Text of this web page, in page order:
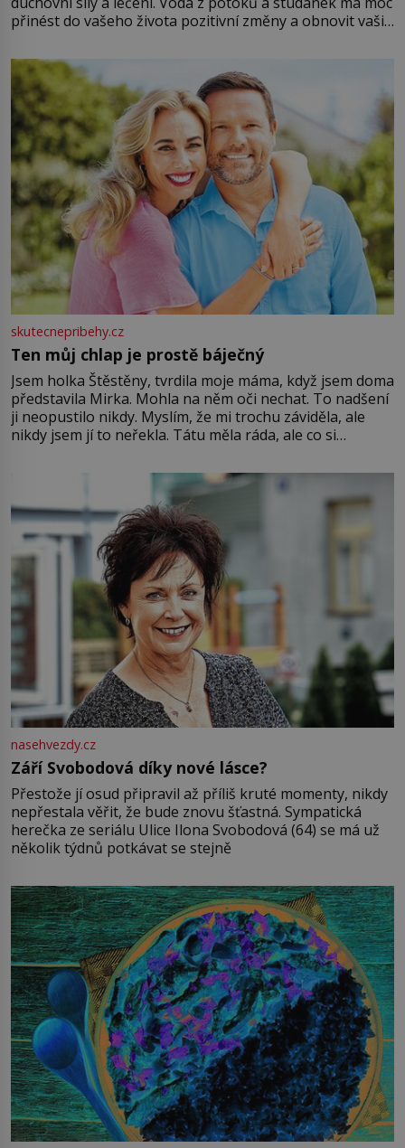
přinést do vašeho života pozitivní změny a obnovit vaši
můžete obohatit své rituály a přinést do svého života
větší harmonii a klid. Je důležité
skutecnepribehy.cz
Ten můj chlap je prostě báječný
Jsem holka Štěstěny, tvrdila moje máma, když jsem doma
představila Mirka. Mohla na něm oči nechat. To nadšení
ji neopustilo nikdy. Myslím, že mi trochu záviděla, ale
nikdy jsem jí to neřekla. Tátu měla ráda, ale co si
Jsme spolu moc rádi Tehdy byla jiná doba, když
nasehvezdy.cz
Září Svobodová díky nové lásce?
Přestože jí osud připravil až příliš kruté momenty, nikdy
nepřestala věřit, že bude znovu šťastná. Sympatická
herečka ze seriálu Ulice Ilona Svobodová (64) se má už
několik týdnů potkávat se stejně